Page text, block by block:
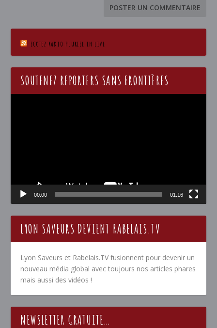
ECOTEZ RADIO PLURIEL EN LIVE
SOUTENEZ REPORTERS SANS FRONTIÈRES
00:00 01:16
LYON SAVEURS DEVIENT RABELAIS.TV
Lyon Saveurs et Rabelais.TV fusionnent pour devenir un
nouveau média global avec toujours nos articles phares
mais aussi des vidéos !
NEWSLETTER GRATUITE…